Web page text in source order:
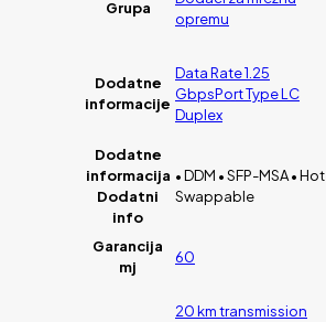
Grupa
opremu
Dodatne
informacije
Data Rate 1.25
GbpsPort Type LC
Duplex
Dodatne
informacija
Dodatni
info
• DDM • SFP-MSA • Hot
Swappable
Garancija
mj
60
20 km transmission